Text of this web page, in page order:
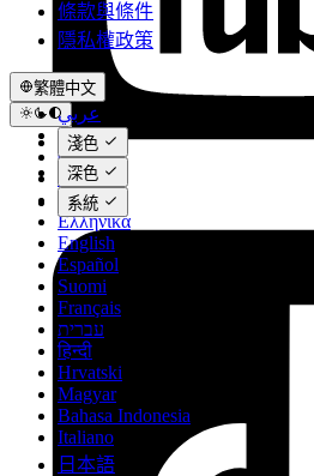
條款與條件
隱私權政策
繁體中文
عربي
Català
Čeština
Dansk
Deutsch
Ελληνικά
English
Español
Suomi
Français
עברית
हिन्दी
Hrvatski
Magyar
Bahasa Indonesia
Italiano
日本語
淺色
深色
系統